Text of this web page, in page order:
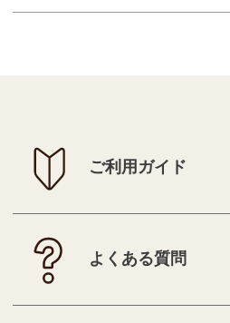
ご利用ガイド
よくある質問